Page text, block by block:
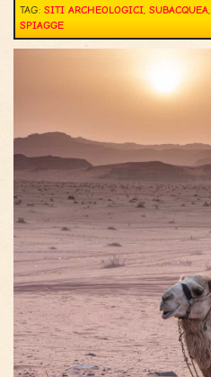
TAG: SITI ARCHEOLOGICI, SUBACQUEA,
SPIAGGE